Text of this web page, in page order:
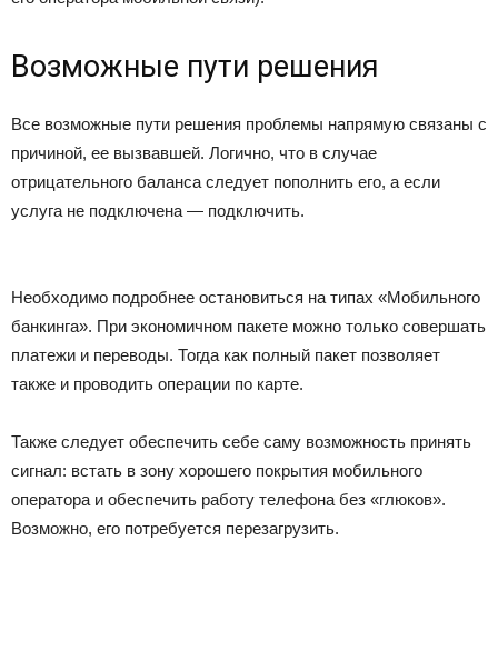
Возможные пути решения
Все возможные пути решения проблемы напрямую связаны с
причиной, ее вызвавшей. Логично, что в случае
отрицательного баланса следует пополнить его, а если
услуга не подключена — подключить.
Необходимо подробнее остановиться на типах «Мобильного
банкинга». При экономичном пакете можно только совершать
платежи и переводы. Тогда как полный пакет позволяет
также и проводить операции по карте.
Также следует обеспечить себе саму возможность принять
сигнал: встать в зону хорошего покрытия мобильного
оператора и обеспечить работу телефона без «глюков».
Возможно, его потребуется перезагрузить.